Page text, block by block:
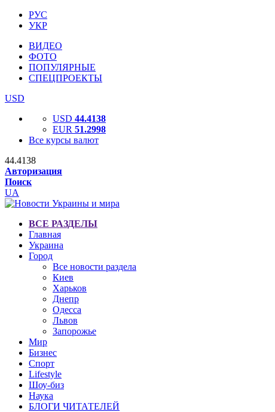
РУС
УКР
ВИДЕО
ФОТО
ПОПУЛЯРНЫЕ
СПЕЦПРОЕКТЫ
USD
USD 44.4138
EUR 51.2998
Все курсы валют
44.4138
Авторизация
Поиск
UA
ВСЕ РАЗДЕЛЫ
Главная
Украина
Город
Все новости раздела
Киев
Харьков
Днепр
Одесса
Львов
Запорожье
Мир
Бизнес
Спорт
Lifestyle
Шоу-биз
Наука
БЛОГИ ЧИТАТЕЛЕЙ